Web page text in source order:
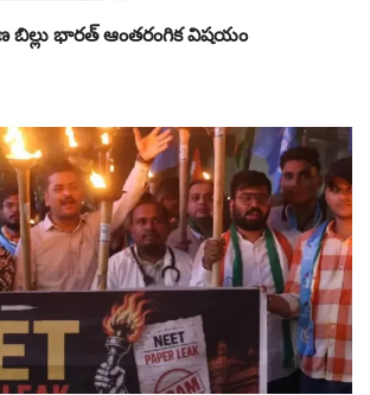
బిల్లు భారత్ ఆంతరంగిక విషయం